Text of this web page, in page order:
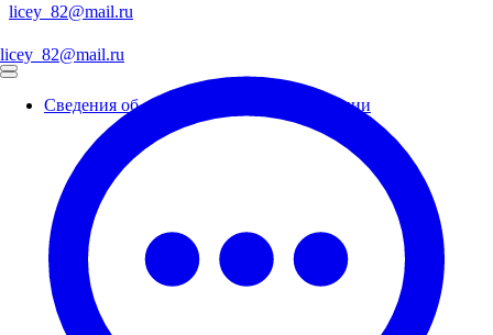
licey_82@mail.ru
Сведения об образовательной организации
licey_82@mail.ru